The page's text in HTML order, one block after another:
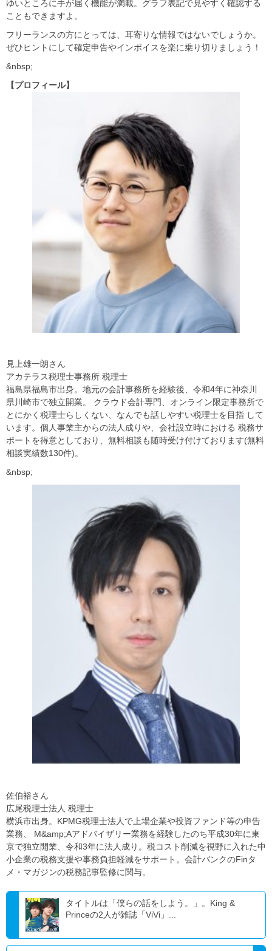
ゆいところに手が届く機能が満載。グラフ表記で見やすく確認する
こともできますよ。
フリーランスの方にとっては、耳寄りな情報ではないでしょうか。
ぜひヒントにして確定申告やインボイスを楽に乗り切りましょう！
&nbsp;
【プロフィール】
見上雄一朗さん
アカテラス税理士事務所 税理士
福島県福島市出身。地元の会計事務所を経験後、令和4年に神奈川
県川崎市で独立開業。 クラウド会計専門、オンライン限定事務所で
とにかく税理士らしくない、なんでも話しやすい税理士を目指 して
います。個人事業主からの法人成りや、会社設立時における 税務サ
ポートを得意としており、無料相談も随時受け付けております(無料
相談実績数130件)。
&nbsp;
佐伯裕さん
広尾税理士法人 税理士
横浜市出身。KPMG税理士法人で上場企業や投資ファンド等の申告
業務、 M&amp;Aアドバイザリー業務を経験したのち平成30年に東
京で独立開業、令和3年に法人成り。税コスト削減を視野に入れた中
小企業の税務支援や事務負担軽減をサポート。会計バンクのFinタ
メ・マガジンの税務記事監修に関与。
タイトルは「僕らの話をしよう。」。King &
Princeの2人が雑誌「ViVi」...